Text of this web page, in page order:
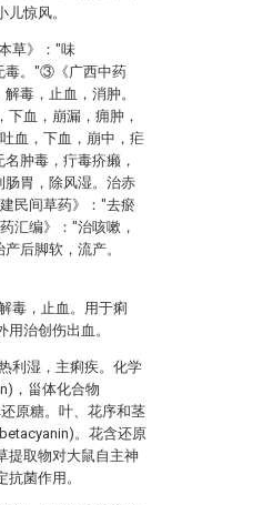
惊风。
草》："味
毒。"③《广西中药
毒，止血，消肿。
血，崩漏，痈肿，
血，下血，崩中，疟
肿毒，疔毒疥癞，
胃，除风湿。治赤
民间草药》："去瘀
汇编》："治咳嗽，
后脚软，流产。
毒，止血。用于痢
治创伤出血。
利湿，主痢疾。化学
，甾体化合物
原糖。叶、花序和茎
。花含还原
提取物对大鼠自主神
菌作用。